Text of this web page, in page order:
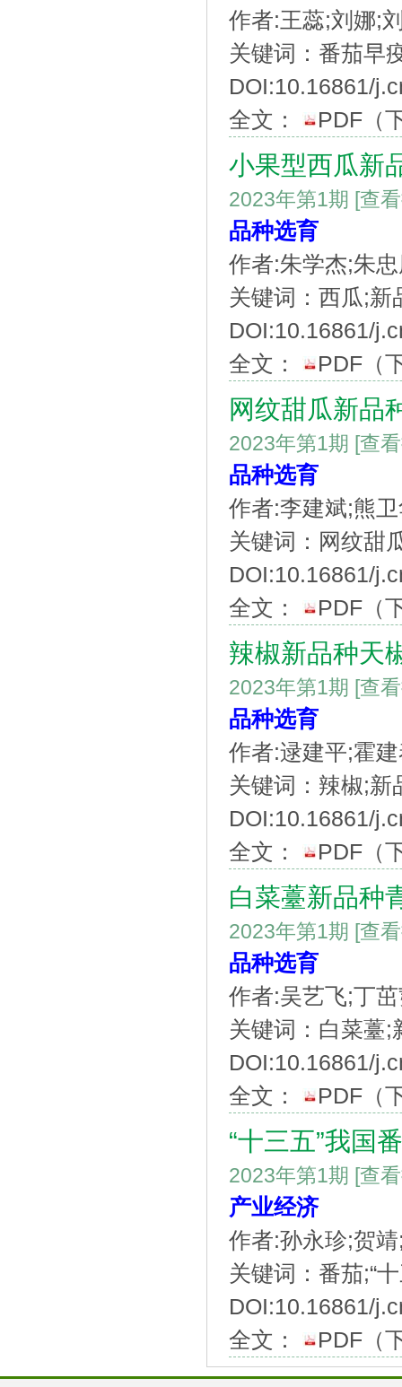
作者:王蕊;刘娜;
关键词：番茄早
DOI:10.16861/
全文：
PDF （
小果型西瓜新
2023年第1期 [查
品种选育
作者:朱学杰;朱
关键词：西瓜;新
DOI:10.16861/
全文：
PDF （
网纹甜瓜新品
2023年第1期 [查
品种选育
作者:李建斌;熊
关键词：网纹甜
DOI:10.16861/
全文：
PDF （
辣椒新品种天
2023年第1期 [查
品种选育
作者:逯建平;霍
关键词：辣椒;新
DOI:10.16861/
全文：
PDF （
白菜薹新品种
2023年第1期 [查
品种选育
作者:吴艺飞;丁
关键词：白菜薹;
DOI:10.16861/
全文：
PDF （
“十三五”我国
2023年第1期 [查
产业经济
作者:孙永珍;贺
关键词：番茄;“
DOI:10.16861/
全文：
PDF （